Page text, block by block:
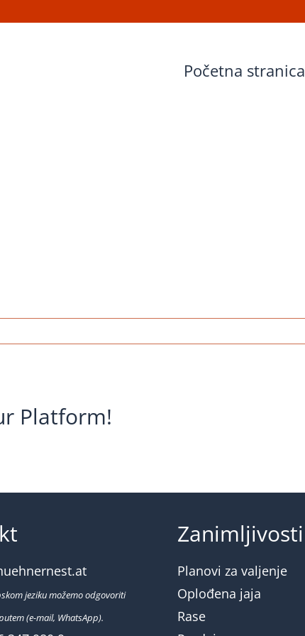
Početna stranica
Platform!
jeziku možemo odgovoriti
(e-mail, WhatsApp).
Zanimljivosti
Planovi za valjenje
Oplođena jaja
Rase